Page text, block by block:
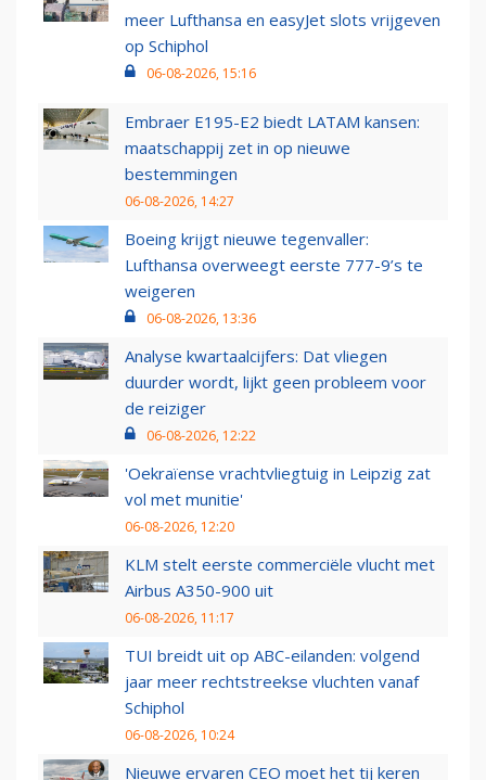
meer Lufthansa en easyJet slots vrijgeven
op Schiphol
06-08-2026, 15:16
Embraer E195-E2 biedt LATAM kansen:
maatschappij zet in op nieuwe
bestemmingen
06-08-2026, 14:27
Boeing krijgt nieuwe tegenvaller:
Lufthansa overweegt eerste 777-9’s te
weigeren
06-08-2026, 13:36
Analyse kwartaalcijfers: Dat vliegen
duurder wordt, lijkt geen probleem voor
de reiziger
06-08-2026, 12:22
'Oekraïense vrachtvliegtuig in Leipzig zat
vol met munitie'
06-08-2026, 12:20
KLM stelt eerste commerciële vlucht met
Airbus A350-900 uit
06-08-2026, 11:17
TUI breidt uit op ABC-eilanden: volgend
jaar meer rechtstreekse vluchten vanaf
Schiphol
06-08-2026, 10:24
Nieuwe ervaren CEO moet het tij keren